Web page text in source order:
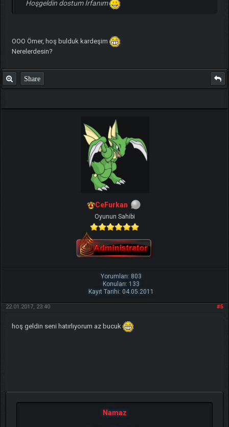
Hoşgeldin dostum İrfanım
OOO Ömer, hoş bulduk kardeşim
Nerelerdesin?
Share
CeFurkan
Oyunun Sahibi
Yorumları: 803
Konuları: 133
Kayıt Tarihi: 04.05.2011
#5
22.01.2017, 23:40
hoş geldin seni hatırlıyorum az bucuk
Namaz